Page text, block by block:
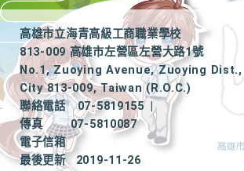
高雄市立海青高級工商職業學校
813-009 高雄市左營區左營大路1號
No.1, Zuoying Avenue, Zuoying
City 813-009, Taiwan (R.O.C.)
聯絡電話
07-5819155
|
傳真
07-5810087
電子信箱
最後更新
2019-11-26